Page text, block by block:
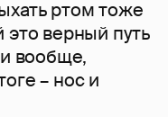
ртом тоже
это верный путь
и вообще,
– нос и